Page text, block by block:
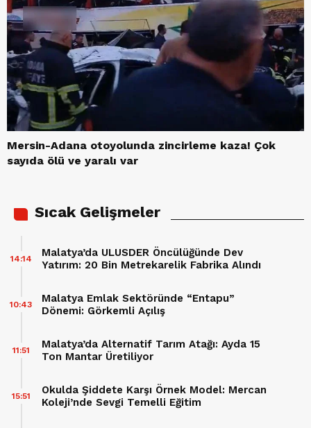
Mersin-Adana otoyolunda zincirleme kaza! Çok
sayıda ölü ve yaralı var
Sıcak Gelişmeler
Malatya’da ULUSDER Öncülüğünde Dev
Yatırım: 20 Bin Metrekarelik Fabrika Alındı
14:14
Malatya Emlak Sektöründe “Entapu”
Dönemi: Görkemli Açılış
10:43
Malatya’da Alternatif Tarım Atağı: Ayda 15
Ton Mantar Üretiliyor
11:51
Okulda Şiddete Karşı Örnek Model: Mercan
Koleji’nde Sevgi Temelli Eğitim
15:51